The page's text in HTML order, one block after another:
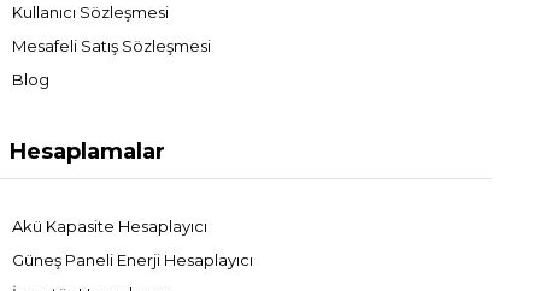
Kullanıcı Sözleşmesi
Mesafeli Satış Sözleşmesi
Blog
Hesaplamalar
Akü Kapasite Hesaplayıcı
Güneş Paneli Enerji Hesaplayıcı